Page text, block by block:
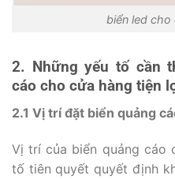
biển led cho
2. Những yếu tố cần
cáo cho cửa hàng tiện
2.1 Vị trí đặt biển quảng
Vị trí của biển quảng cáo
tố tiên quyết quyết định